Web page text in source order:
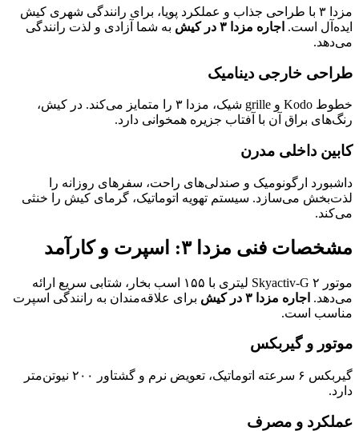
مزدا ۳ با طراحی جذاب و عملکرد پویا، برای رانندگی شهری کیش
ایده‌آل است. اجاره مزدا ۳ در کیش
به شما آزادی و لذت رانندگی
می‌دهد.
طراحی خارجی دینامیک
خطوط Kodo و grille شیک، مزدا ۳ را متمایز می‌کند. در کیش،
رنگ‌های براق آن با آفتاب جزیره همخوانی دارد.
کابین داخلی مدرن
داشبورد ارگونومیک و صندلی‌های راحت، سفرهای روزانه را
لذت‌بخش می‌سازد. سیستم تهویه اتوماتیک، گرمای کیش را خنثی
می‌کند.
مشخصات فنی مزدا ۳: اسپرت و کارآمد
موتور Skyactiv-G ۲ لیتری با ۱۵۵ اسب بخار، شتابی سریع ارائه
می‌دهد. اجاره مزدا ۳ در کیش
برای علاقه‌مندان به رانندگی اسپرت
مناسب است.
موتور و گیربکس
گیربکس ۶ سرعته اتوماتیک، تعویض نرم و گشتاور ۲۰۰ نیوتن‌متر
دارد.
عملکرد و مصرف